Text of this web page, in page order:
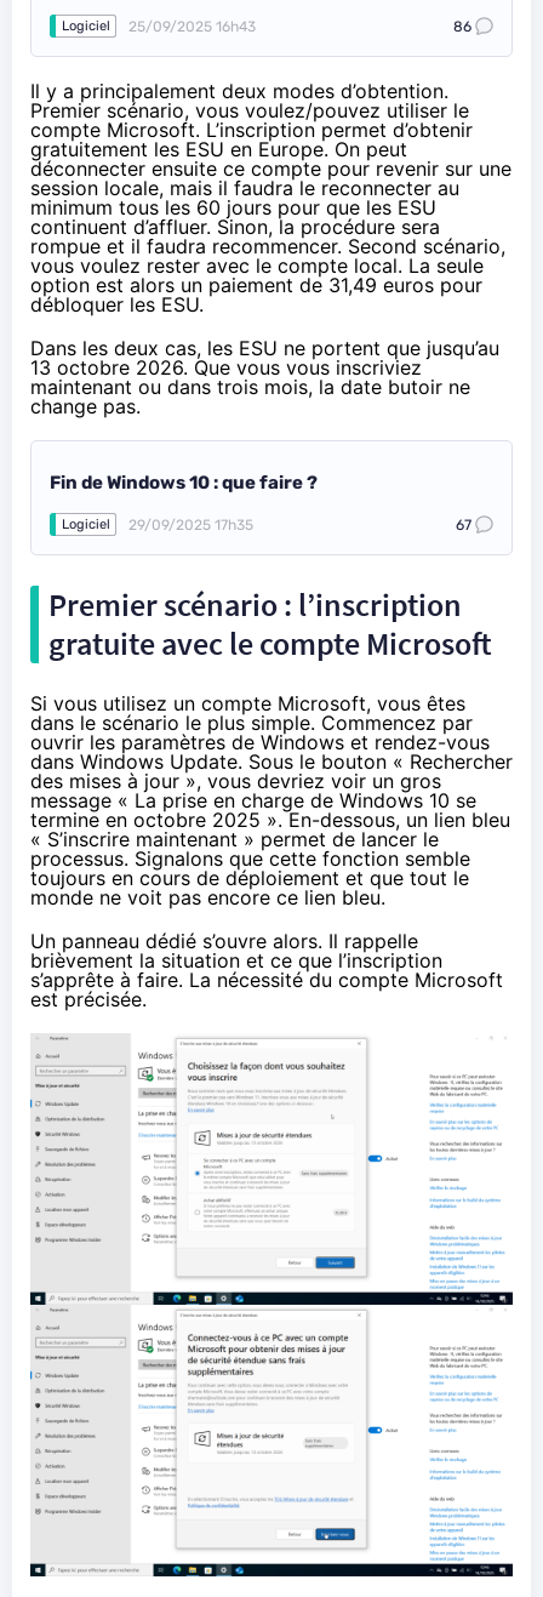
Logiciel 25/09/2025 16h43 86
Il y a principalement deux modes d’obtention.
Premier scénario, vous voulez/pouvez utiliser le
compte Microsoft. L’inscription permet d’obtenir
gratuitement les ESU en Europe. On peut
déconnecter ensuite ce compte pour revenir sur une
session locale, mais il faudra le reconnecter au
minimum tous les 60 jours pour que les ESU
continuent d’affluer. Sinon, la procédure sera
rompue et il faudra recommencer. Second scénario,
vous voulez rester avec le compte local. La seule
option est alors un paiement de 31,49 euros pour
débloquer les ESU.
Dans les deux cas, les ESU ne portent que jusqu’au
13 octobre 2026. Que vous vous inscriviez
maintenant ou dans trois mois, la date butoir ne
change pas.
Fin de Windows 10 : que faire ?
Logiciel 29/09/2025 17h35 67
Premier scénario : l’inscription
gratuite avec le compte Microsoft
Si vous utilisez un compte Microsoft, vous êtes
dans le scénario le plus simple. Commencez par
ouvrir les paramètres de Windows et rendez-vous
dans Windows Update. Sous le bouton « Rechercher
des mises à jour », vous devriez voir un gros
message « La prise en charge de Windows 10 se
termine en octobre 2025 ». En-dessous, un lien bleu
« S’inscrire maintenant » permet de lancer le
processus. Signalons que cette fonction semble
toujours en cours de déploiement et que tout le
monde ne voit pas encore ce lien bleu.
Un panneau dédié s’ouvre alors. Il rappelle
brièvement la situation et ce que l’inscription
s’apprête à faire. La nécessité du compte Microsoft
est précisée.